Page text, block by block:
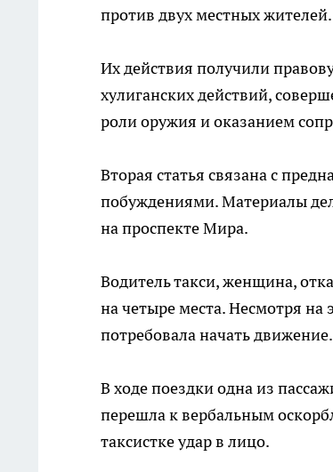
против двух местных жителей.
Их действия получили
хулиганских действий,
роли оружия и оказанием
Вторая статья связана с
побуждениями. Материалы
на проспекте Мира.
Водитель такси, женщина,
на четыре места. Несмотря на
потребовала начать движение.
В ходе поездки одна из
перешла к вербальным
таксистке удар в лицо.